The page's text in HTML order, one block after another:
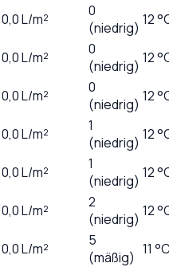
0,0L/m²
0
(niedrig) 12
0,0L/m²
0
(niedrig) 12
0,0L/m²
0
(niedrig) 12
0,0L/m²
1
(niedrig) 12
0,0L/m²
1
(niedrig) 12
0,0L/m²
2
(niedrig) 12
0,0L/m²
5
(mäßig) 11